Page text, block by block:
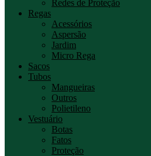
Redes de Proteção
Regas
Acessórios
Aspersão
Jardim
Micro Rega
Sacos
Tubos
Mangueiras
Outros
Polietileno
Vestuário
Botas
Fatos
Proteção